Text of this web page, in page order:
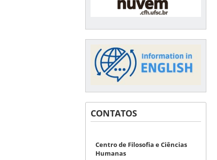
CONTATOS
Centro de Filosofia e Ciências
Humanas